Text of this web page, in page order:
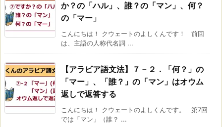
か？の「ハル」、誰？の「マン」、何？
の「マー」
こんにちは！ クウェートのよしくんです！ 前回
は、主語の人称代名詞 ...
【アラビア語文法】７－２．「何？」の
「マー」、「誰？」の「マン」はオウム
返しで返答する
こんにちは！ クウェートのよしくんです。 第7回
では「マン」（誰？ ...